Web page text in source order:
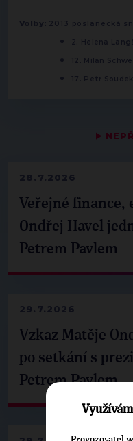
▶
28.7.2026
Veřejné finance,
Ondřej Havel
Petrem Pavlem
29.7.2026
Vzkaz Matěje
po setkání s
Petrem Pavlem
Volby: 2013 poslanecká
2. Helena
12. Milan
17. Petr Soudek